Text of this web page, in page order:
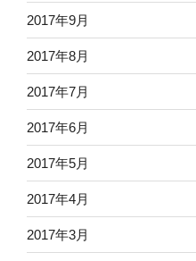
2017年9月
2017年8月
2017年7月
2017年6月
2017年5月
2017年4月
2017年3月